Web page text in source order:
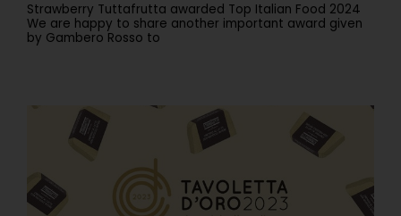
Strawberry Tuttafrutta awarded Top Italian Food 2024
We are happy to share another important award given
by Gambero Rosso to